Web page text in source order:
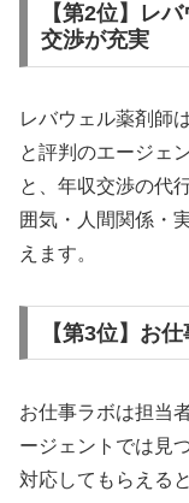
【第2位】レ
交渉が充実
レバウェル薬剤師
と評判のエージェ
と、年収交渉の代
囲気・人間関係・
えます。
【第3位】お
お仕事ラボは担当
ージェントでは見
対応してもらえる